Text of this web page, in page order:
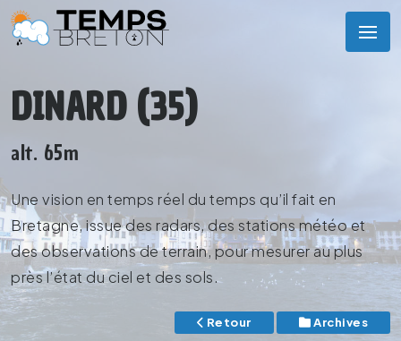
DINARD (35)
alt. 65m
Une vision en temps réel du temps qu’il fait en
Bretagne, issue des radars, des stations météo et
des observations de terrain, pour mesurer au plus
près l’état du ciel et des sols.
Retour Archives